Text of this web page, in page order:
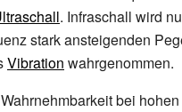
. Infraschall wird
stark ansteigenden
Vibration wahrgenommen.
bei